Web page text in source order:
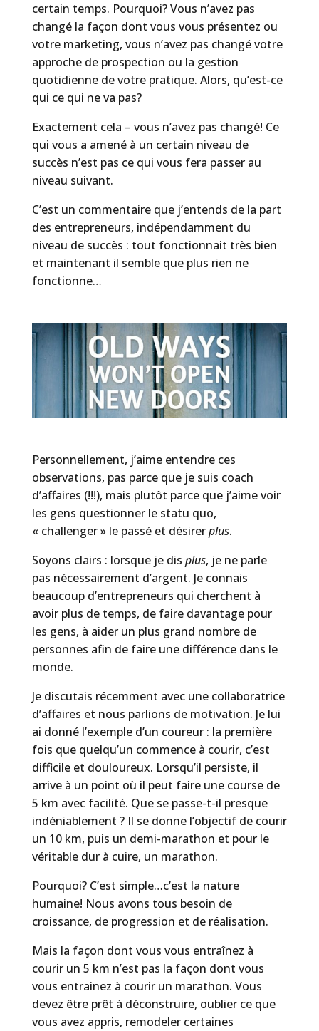
certain temps. Pourquoi? Vous n’avez pas
changé la façon dont vous vous présentez ou
votre marketing, vous n’avez pas changé votre
approche de prospection ou la gestion
quotidienne de votre pratique. Alors, qu’est-ce
qui ce qui ne va pas?
Exactement cela – vous n’avez pas changé! Ce
qui vous a amené à un certain niveau de
succès n’est pas ce qui vous fera passer au
niveau suivant.
C’est un commentaire que j’entends de la part
des entrepreneurs, indépendamment du
niveau de succès : tout fonctionnait très bien
et maintenant il semble que plus rien ne
fonctionne…
Personnellement, j’aime entendre ces
observations, pas parce que je suis coach
d’affaires (!!!), mais plutôt parce que j’aime voir
les gens questionner le statu quo,
« challenger » le passé et désirerplus.
Soyons clairs : lorsque je dis plus, je ne parle
pas nécessairement d’argent. Je connais
beaucoup d’entrepreneurs qui cherchent à
avoir plus de temps, de faire davantage pour
les gens, à aider un plus grand nombre de
personnes afin de faire une différence dans le
monde.
Je discutais récemment avec une collaboratrice
d’affaires et nous parlions de motivation. Je lui
ai donné l’exemple d’un coureur : la première
fois que quelqu’un commence à courir, c’est
difficile et douloureux. Lorsqu’il persiste, il
arrive à un point où il peut faire une course de
5 km avec facilité. Que se passe-t-il presque
indéniablement ? Il se donne l’objectif de courir
un 10 km, puis un demi-marathon et pour le
véritable dur à cuire, un marathon.
Pourquoi? C’est simple…c’est la nature
humaine! Nous avons tous besoin de
croissance, de progression et de réalisation.
Mais la façon dont vous vous entraînez à
courir un 5 km n’est pas la façon dont vous
vous entrainez à courir un marathon. Vous
devez être prêt à déconstruire, oublier ce que
vous avez appris, remodeler certaines